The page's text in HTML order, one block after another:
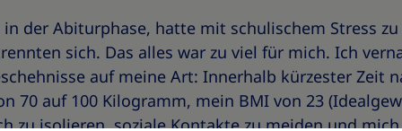
der Abiturphase, hatte mit schulischem Stress
sich. Das alles war zu viel für mich. Ich
auf meine Art: Innerhalb kürzester Zeit
70 auf 100 Kilogramm, mein BMI von 23
zu isolieren, soziale Kontakte zu meiden und